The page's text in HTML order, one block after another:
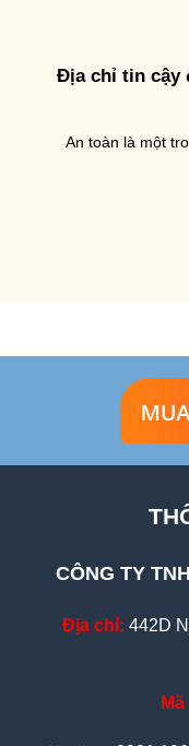
Địa chỉ tin cậy
An toàn là một
CÔNG TY
Địa chỉ: 442D